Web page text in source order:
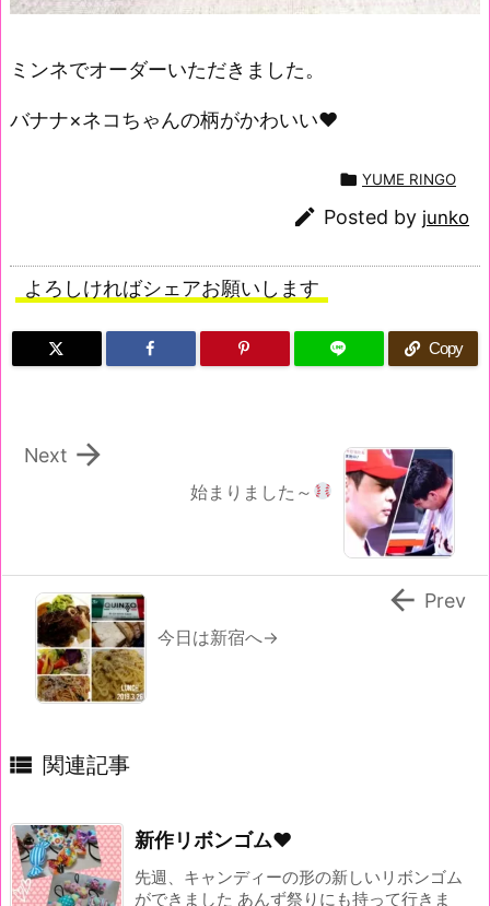
ミンネでオーダーいただきました。
バナナ×ネコちゃんの柄がかわいい♥️
 YUME RINGO
 Posted by junko
よろしければシェアお願いします
Copy
始まりました～

Next
今日は新宿へ→
 Prev
 関連記事
新作リボンゴム♥
先週、キャンディーの形の新しいリボンゴム
ができました あんず祭りにも持って行きま